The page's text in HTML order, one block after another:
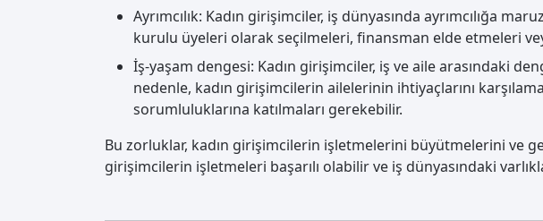
Ayrımcılık: Kadın girişimciler, iş dünyasında ayrımcılığa
kurulu üyeleri olarak seçilmeleri, finansman elde etmeleri
İş-yaşam dengesi: Kadın girişimciler, iş ve aile arasındaki
nedenle, kadın girişimcilerin ailelerinin ihtiyaçlarını
sorumluluklarına katılmaları gerekebilir.
Bu zorluklar, kadın girişimcilerin işletmelerini büyütmelerini ve
girişimcilerin işletmeleri başarılı olabilir ve iş dünyasındaki